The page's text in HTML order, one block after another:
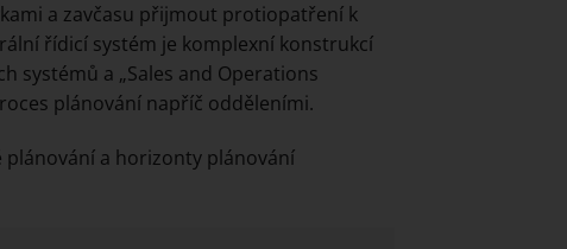
a zavčasu přijmout protiopatření k
řídicí systém je komplexní konstrukcí
systémů a „Sales and Operations
plánování napříč odděleními.
plánování a horizonty plánování